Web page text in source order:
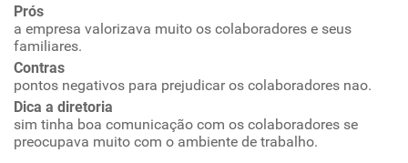
Conciliação com a vida familiar
Benefícios
Recomenda esta empresa
Recomenda a diretoria
Prós
a empresa valorizava muito os colaboradores e seus
familiares.
Contras
pontos negativos para prejudicar os colaboradores nao.
Dica a diretoria
sim tinha boa comunicação com os colaboradores se
preocupava muito com o ambiente de trabalho.